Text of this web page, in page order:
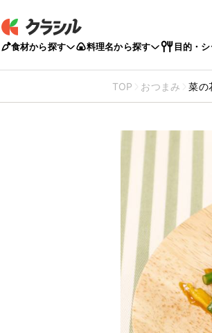
食材から探す 料理名から探す 目的・
TOP おつまみ 菜の